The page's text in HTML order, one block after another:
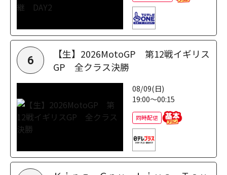
6
【生】2026MotoGP 第12戦イギリス
GP 全クラス決勝
08/09(日)
19:00～00:15
同時配信